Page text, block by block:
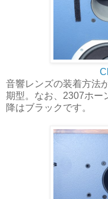
音響レンズの装着方法
期型。なお、2307ホー
降はブラックです。